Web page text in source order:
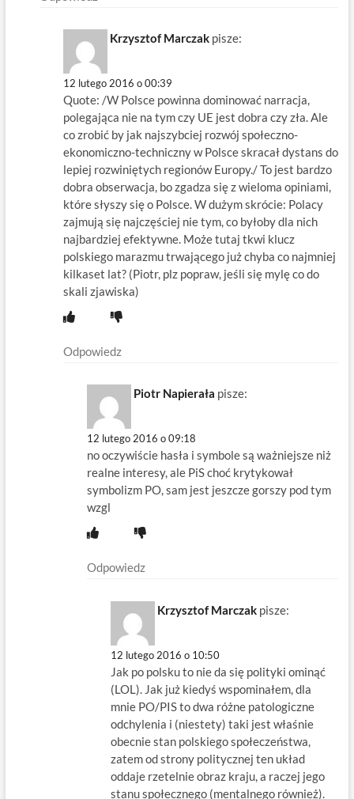
Krzysztof Marczak pisze:
12 lutego 2016 o 00:39
Quote: /W Polsce powinna dominować narracja,
polegająca nie na tym czy UE jest dobra czy zła. Ale
co zrobić by jak najszybciej rozwój społeczno-
ekonomiczno-techniczny w Polsce skracał dystans do
lepiej rozwiniętych regionów Europy./ To jest bardzo
dobra obserwacja, bo zgadza się z wieloma opiniami,
które słyszy się o Polsce. W dużym skrócie: Polacy
zajmują się najczęściej nie tym, co byłoby dla nich
najbardziej efektywne. Może tutaj tkwi klucz
polskiego marazmu trwającego już chyba co najmniej
kilkaset lat? (Piotr, plz popraw, jeśli się mylę co do
skali zjawiska)
Odpowiedz
Piotr Napierała pisze:
12 lutego 2016 o 09:18
no oczywiście hasła i symbole są ważniejsze niż
realne interesy, ale PiS choć krytykował
symbolizm PO, sam jest jeszcze gorszy pod tym
wzgl
Odpowiedz
Krzysztof Marczak pisze:
12 lutego 2016 o 10:50
Jak po polsku to nie da się polityki ominąć
(LOL). Jak już kiedyś wspominałem, dla
mnie PO/PIS to dwa różne patologiczne
odchylenia i (niestety) taki jest właśnie
obecnie stan polskiego społeczeństwa,
zatem od strony politycznej ten układ
oddaje rzetelnie obraz kraju, a raczej jego
stanu społecznego (mentalnego również).